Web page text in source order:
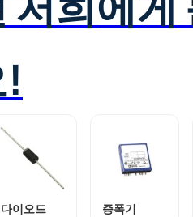
다이오드 증폭기